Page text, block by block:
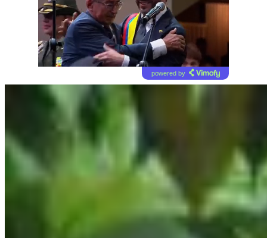
powered by